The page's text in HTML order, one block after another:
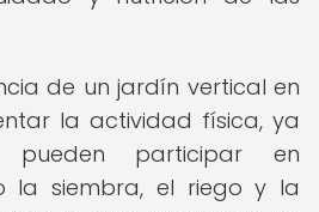
de un jardín vertical en
la actividad física, ya
participar en
la siembra, el riego y la